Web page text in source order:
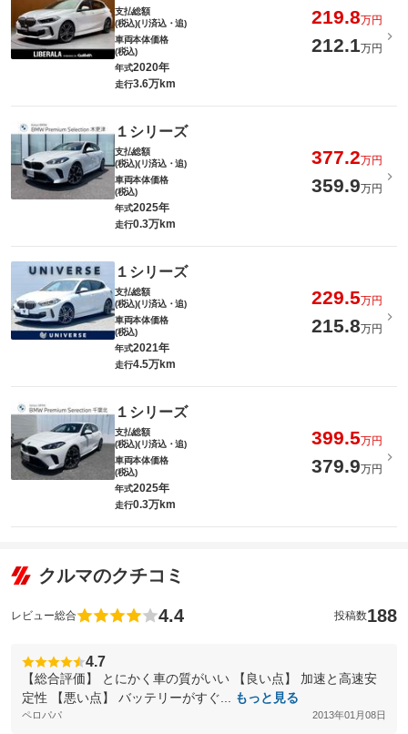
支払総額
(税込)(リ済込・追)
219.8万円
車両本体価格
(税込)
212.1万円
年式2020年
走行3.6万km
１シリーズ
支払総額
(税込)(リ済込・追)
377.2万円
車両本体価格
(税込)
359.9万円
年式2025年
走行0.3万km
１シリーズ
支払総額
(税込)(リ済込・追)
229.5万円
車両本体価格
(税込)
215.8万円
年式2021年
走行4.5万km
１シリーズ
支払総額
(税込)(リ済込・追)
399.5万円
車両本体価格
(税込)
379.9万円
年式2025年
走行0.3万km
クルマのクチコミ
レビュー総合 4.4 投稿数188
4.7
【総合評価】 とにかく車の質がいい 【良い点】 加速と高速安
定性 【悪い点】 バッテリーがすぐ...
もっと見る
ペロパパ 2013年01月08日